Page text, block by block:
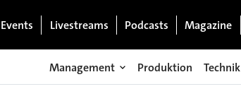
Events Livestreams Podcasts Magazine
Management Produktion Technik